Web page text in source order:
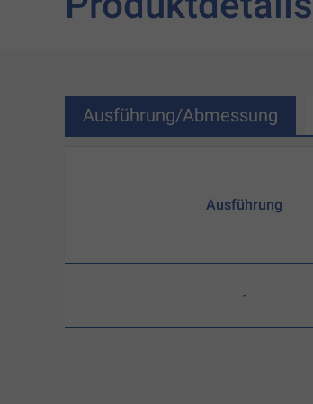
Ausführung/Abmessung
Ausführung
-